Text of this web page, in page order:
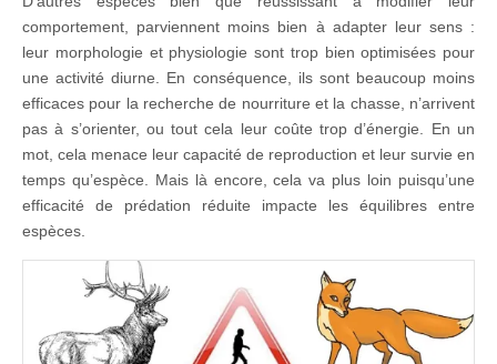
comportement, parviennent moins bien à adapter leur sens :
leur morphologie et physiologie sont trop bien optimisées pour
une activité diurne. En conséquence, ils sont beaucoup moins
efficaces pour la recherche de nourriture et la chasse, n’arrivent
pas à s’orienter, ou tout cela leur coûte trop d’énergie. En un
mot, cela menace leur capacité de reproduction et leur survie en
temps qu’espèce. Mais là encore, cela va plus loin puisqu’une
efficacité de prédation réduite impacte les équilibres entre
espèces.